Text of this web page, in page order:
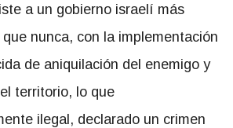
a un gobierno israelí más
nunca, con la implementación
de aniquilación del enemigo y
territorio, lo que
ilegal, declarado un crimen